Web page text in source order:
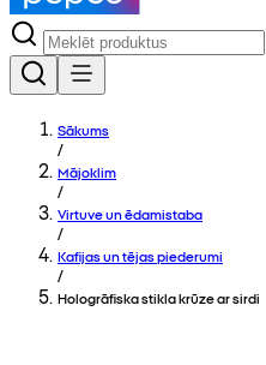
Sākums
/
Mājoklim
/
Virtuve un ēdamistaba
/
Kafijas un tējas piederumi
/
Hologrāfiska stikla krūze ar sirdi